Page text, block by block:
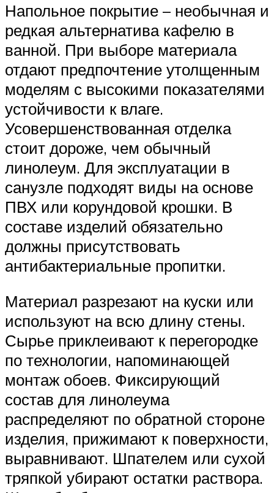
Напольное покрытие – необычная и
редкая альтернатива кафелю в
ванной. При выборе материала
отдают предпочтение утолщенным
моделям с высокими показателями
устойчивости к влаге.
Усовершенствованная отделка
стоит дороже, чем обычный
линолеум. Для эксплуатации в
санузле подходят виды на основе
ПВХ или корундовой крошки. В
составе изделий обязательно
должны присутствовать
антибактериальные пропитки.
Материал разрезают на куски или
используют на всю длину стены.
Сырье приклеивают к перегородке
по технологии, напоминающей
монтаж обоев. Фиксирующий
состав для линолеума
распределяют по обратной стороне
изделия, прижимают к поверхности,
выравнивают. Шпателем или сухой
тряпкой убирают остатки раствора.